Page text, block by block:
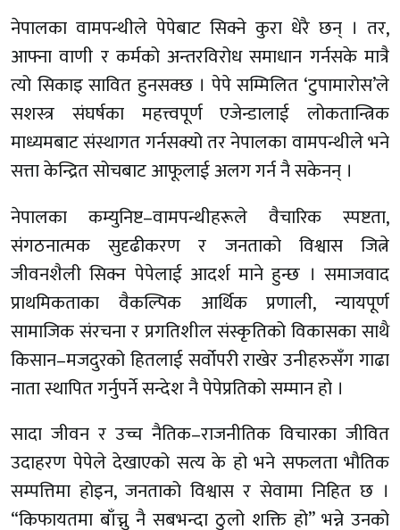
नेपालका वामपन्थीले पेपेबाट सिक्ने कुरा धेरै छन् । तर,
आफ्ना वाणी र कर्मको अन्तरविरोध समाधान गर्नसके मात्रै
त्यो सिकाइ सावित हुनसक्छ । पेपे सम्मिलित ‘टुपामारोस’ले
सशस्त्र संघर्षका महत्त्वपूर्ण एजेन्डालाई लोकतान्त्रिक
माध्यमबाट संस्थागत गर्नसक्यो तर नेपालका वामपन्थीले भने
सत्ता केन्द्रित सोचबाट आफूलाई अलग गर्न नै सकेनन् ।
नेपालका कम्युनिष्ट–वामपन्थीहरूले वैचारिक स्पष्टता,
संगठनात्मक सुदृढीकरण र जनताको विश्वास जित्ने
जीवनशैली सिक्न पेपेलाई आदर्श माने हुन्छ । समाजवाद
प्राथमिकताका वैकल्पिक आर्थिक प्रणाली, न्यायपूर्ण
सामाजिक संरचना र प्रगतिशील संस्कृतिको विकासका साथै
किसान–मजदुरको हितलाई सर्वोपरी राखेर उनीहरुसँग गाढा
नाता स्थापित गर्नुपर्ने सन्देश नै पेपेप्रतिको सम्मान हो ।
सादा जीवन र उच्च नैतिक–राजनीतिक विचारका जीवित
उदाहरण पेपेले देखाएको सत्य के हो भने सफलता भौतिक
सम्पत्तिमा होइन, जनताको विश्वास र सेवामा निहित छ ।
“किफायतमा बाँच्नु नै सबभन्दा ठुलो शक्ति हो” भन्ने उनको